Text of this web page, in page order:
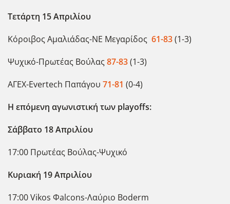
Τετάρτη 15 Απριλίου
Κόροιβος Αμαλιάδας-ΝΕ Μεγαρίδος 61-83(1-3)
Ψυχικό-Πρωτέας Βούλας87-83(1-3)
ΑΓΕΧ-Evertech Παπάγου 71-81 (0-4)
Η επόμενη αγωνιστική των playoffs:
Σάββατο 18 Απριλίου
17:00 Πρωτέας Βούλας-Ψυχικό
Κυριακή 19 Απριλίου
17:00 Vikos Φalcons-Λαύριο Boderm